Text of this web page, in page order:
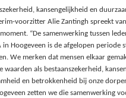
kansengelijkheid en
voorzitter Alie Zantingh spreekt
“De samenwerking tussen
in Hoogeveen is de afgelopen periode
We merken dat mensen elkaar
waarden als bestaanszekerheid,
en betrokkenheid bij onze
zetten we die samenwerking